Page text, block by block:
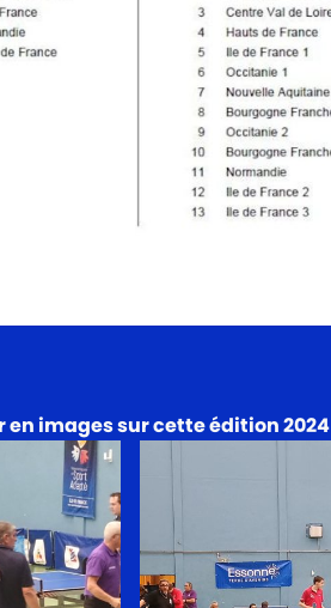
en images sur cette édition 2024